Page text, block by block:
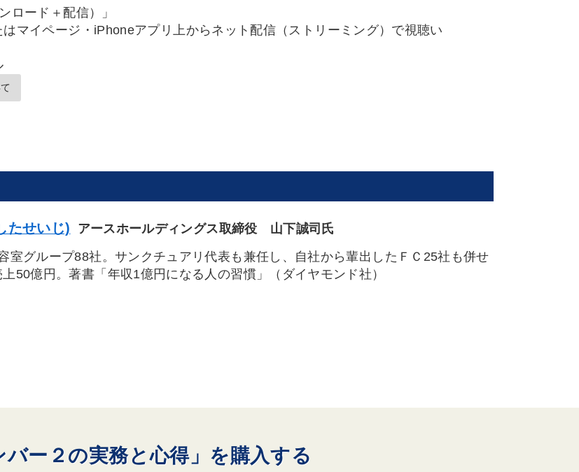
ロード＋配信）」
はマイページ・iPhoneアプリ上からネット配信（ストリーミング）で視聴い
たせいじ)
アースホールディングス取締役 山下誠司氏
室グループ88社。サンクチュアリ代表も兼任し、自社から輩出したＦＣ25社も併せ
50億円。著書「年収1億円になる人の習慣」（ダイヤモンド社）
バー２の実務と心得」を購入する